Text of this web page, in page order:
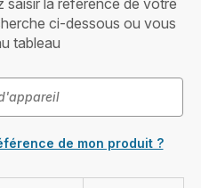
saisir la référence de votre
ci-dessous ou vous
tableau
de mon produit ?